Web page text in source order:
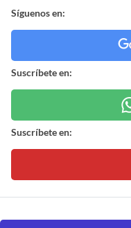
Síguenos en:
Suscríbete en:
Suscríbete en: